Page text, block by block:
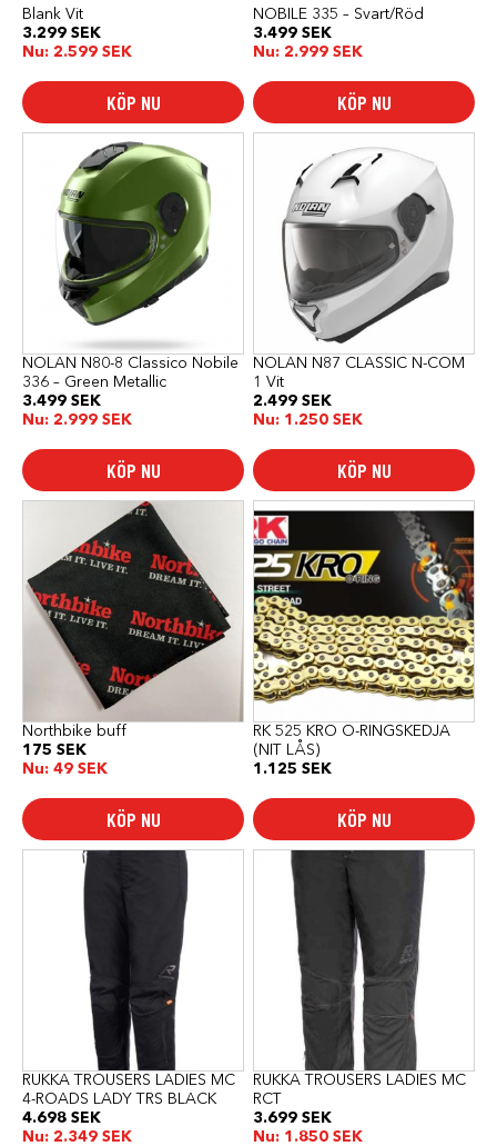
Blank Vit
3.299 SEK
Nu: 2.599 SEK
KÖP NU
NOBILE 335 – Svart/Röd
3.499 SEK
Nu: 2.999 SEK
KÖP NU
NOLAN N80-8 Classico Nobile
336 – Green Metallic
3.499 SEK
Nu: 2.999 SEK
KÖP NU
produkten
varianter.
olika
alternativen
produktsidan
NOLAN N87 CLASSIC N-COM
1 Vit
2.499 SEK
Nu: 1.250 SEK
KÖP NU
produkten
varianter.
olika
alternativen
väljas
produktsidan
Northbike buff
175 SEK
Nu: 49 SEK
KÖP NU
RK 525 KRO O-RINGSKEDJA
(NIT LÅS)
1.125 SEK
KÖP NU
RUKKA TROUSERS LADIES MC
4-ROADS LADY TRS BLACK
4.698 SEK
Nu: 2.349 SEK
produkten
varianter.
alternativen
produktsidan
RUKKA TROUSERS LADIES MC
RCT
3.699 SEK
Nu: 1.850 SEK
produkten
varianter.
alternativen
produktsidan